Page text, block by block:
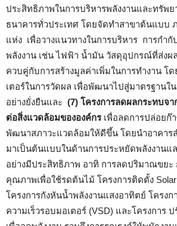
ประสิทธิภาพในการบริหารพลังงานและทรัพย
ธนาคารทั่วประเทศ โดยจัดทำสาขาต้นแบบ
แห่ง เพื่อวางแนวทางในการบริหาร การกำ
พลังงาน เช่น ไฟฟ้า น้ำมัน วัสดุอุปกรณ์ที่ส่งผ
ควบคู่กับการสร้างมูลค่าเพิ่มในการทำงาน
เตอร์ในการวัดผล เพื่อพัฒนาไปสู่มาตรฐานใ
อย่างยั่งยืนและ (7) โครงการลดผลกระทบจ
ต่อสิ่งแวดล้อมขององค์กรเพื่อลดการปล่อยก๊
พัฒนาสภาวะแวดล้อมให้ดีขึ้น โดยนำอาคาร
มาเป็นต้นแบบในด้านการประหยัดพลังงานแ
อย่างมีประสิทธิภาพ อาทิ การลดปริมาณขยะ
คุณภาพเพื่อใช้รดต้นไม้ โครงการติดตั้ง Solar
โครงการกังหันน้ำพลังงานแสงอาทิตย์ โครง
ความเร็วรอบมอเตอร์ (VSD) และโครงการ